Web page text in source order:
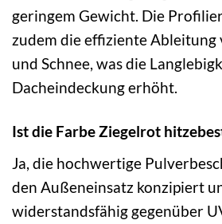
geringem Gewicht. Die
zudem die effiziente Ableitung
und Schnee, was die
Dacheindeckung erhöht.
Ist die Farbe Ziegelrot
Ja, die hochwertige
den Außeneinsatz konzipiert
widerstandsfähig gegenüber